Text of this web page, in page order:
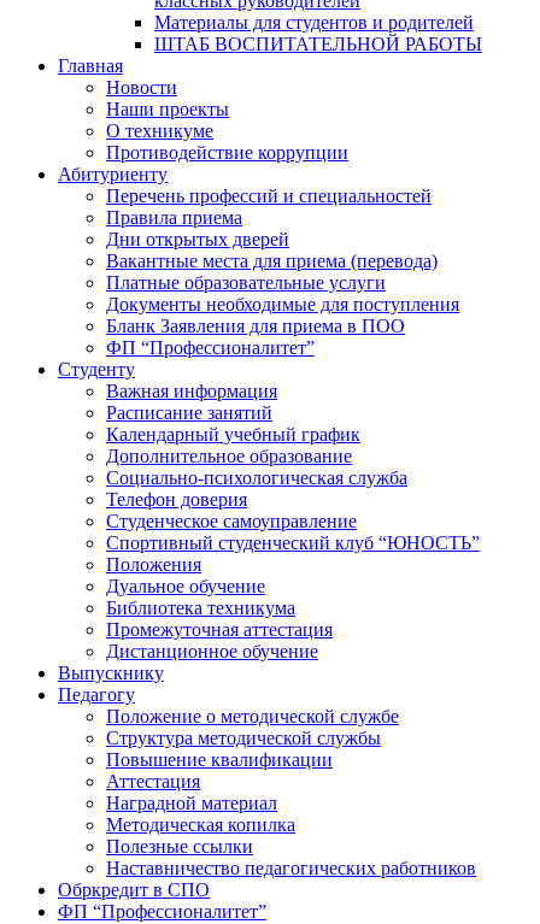
Материалы для студентов и родителей
ШТАБ ВОСПИТАТЕЛЬНОЙ РАБОТЫ
Главная
Новости
Наши проекты
О техникуме
Противодействие коррупции
Абитуриенту
Перечень профессий и специальностей
Правила приема
Дни открытых дверей
Вакантные места для приема (перевода)
Платные образовательные услуги
Документы необходимые для поступления
Бланк Заявления для приема в ПОО
ФП “Профессионалитет”
Студенту
Важная информация
Расписание занятий
Календарный учебный график
Дополнительное образование
Социально-психологическая служба
Телефон доверия
Студенческое самоуправление
Спортивный студенческий клуб “ЮНОСТЬ”
Положения
Дуальное обучение
Библиотека техникума
Промежуточная аттестация
Дистанционное обучение
Выпускнику
Педагогу
Положение о методической службе
Структура методической службы
Повышение квалификации
Аттестация
Наградной материал
Методическая копилка
Полезные ссылки
Наставничество педагогических работников
Обркредит в СПО
ФП “Профессионалитет”